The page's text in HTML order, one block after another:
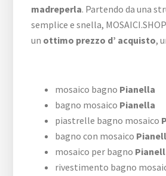
madreperla. Partendo da una
semplice e snella,
un ottimo prezzo d’ acquisto,
mosaico bagno Pianella
bagno mosaico Pianella
piastrelle bagno mosaico
bagno con mosaico
mosaico per bagno
rivestimento bagno